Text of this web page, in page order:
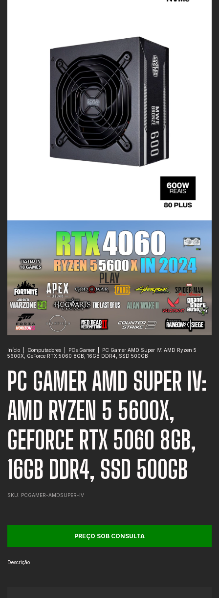
PLAY
Início Computadores PCs Gamer
PC Gamer AMD Super IV: AMD Ryzen 5
5600X, GeForce RTX 5060 8GB, 16GB DDR4, SSD 500GB
PC GAMER AMD SUPER IV:
AMD RYZEN 5 5600X,
GEFORCE RTX 5060 8GB,
16GB DDR4, SSD 500GB
SKU: PCGAMER-AMDSUPER-IV
Descrição